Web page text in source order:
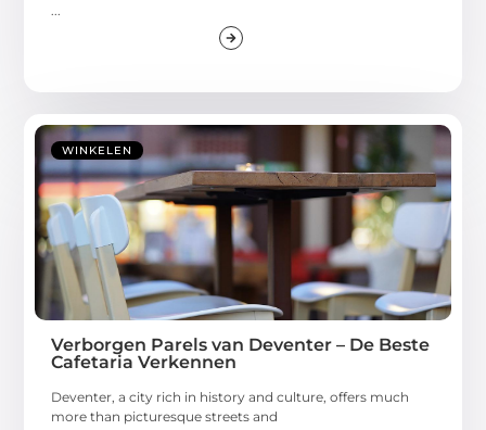
...
WINKELEN
Verborgen Parels van Deventer – De Beste
Cafetaria Verkennen
Deventer, a city rich in history and culture, offers much
more than picturesque streets and